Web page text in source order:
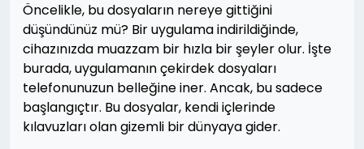
Öncelikle, bu dosyaların nereye gittiğini
düşündünüz mü? Bir uygulama indirildiğinde,
cihazınızda muazzam bir hızla bir şeyler olur. İşte
burada, uygulamanın çekirdek dosyaları
telefonunuzun belleğine iner. Ancak, bu sadece
başlangıçtır. Bu dosyalar, kendi içlerinde
kılavuzları olan gizemli bir dünyaya gider.